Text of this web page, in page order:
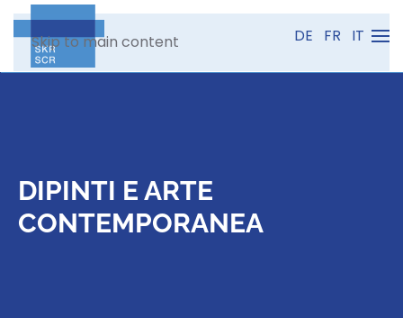
Skip to main content DE FR IT
DIPINTI E ARTE
CONTEMPORANEA